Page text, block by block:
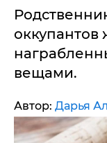
оккупантов
вещами.
Автор: Дарья